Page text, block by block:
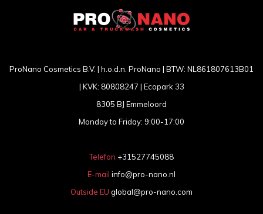
ProNano Cosmetics B.V. | h.o.d.n. ProNano | BTW: NL861807613B01
| KVK: 80808247 | Ecopark 33
8305 BJ Emmeloord
Monday to Friday: 9:00-17:00
Telefon +31527745088
E-mail info@pro-nano.nl
Outside EU global@pro-nano.com